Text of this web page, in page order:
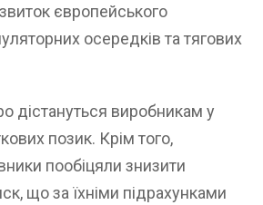
європейського
осередків та тягових
дістануться виробникам у
позик. Крім того,
пообіцяли знизити
що за їхніми підрахунками